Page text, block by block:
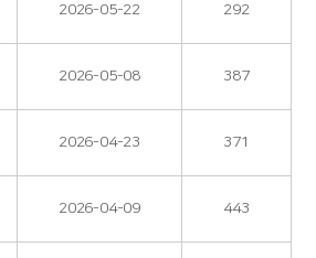
2026-05-22 292
2026-05-08 387
2026-04-23 371
2026-04-09 443